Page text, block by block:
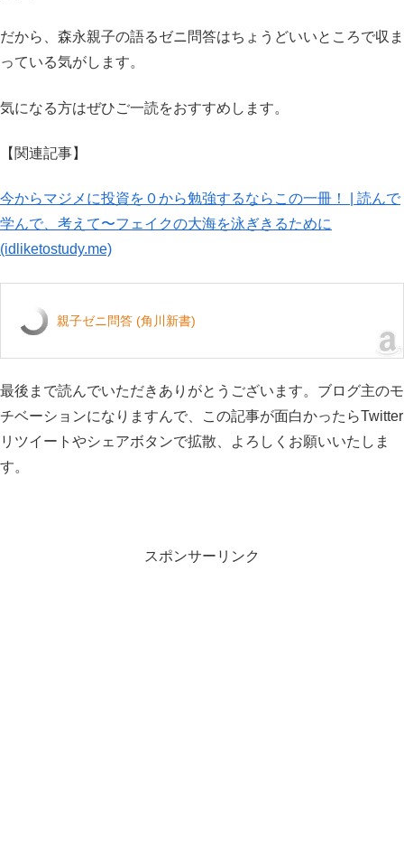
だから、森永親子の語るゼニ問答はちょうどいいところで収ま
っている気がします。
気になる方はぜひご一読をおすすめします。
【関連記事】
今からマジメに投資を０から勉強するならこの一冊！ | 読んで
学んで、考えて〜フェイクの大海を泳ぎきるために
(idliketostudy.me)
親子ゼニ問答 (角川新書)
最後まで読んでいただきありがとうございます。ブログ主のモ
チベーションになりますんで、この記事が面白かったらTwitter
リツイートやシェアボタンで拡散、よろしくお願いいたしま
す。
スポンサーリンク